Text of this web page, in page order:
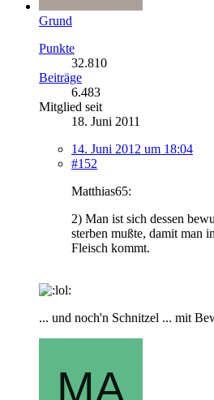
Grund
Punkte
32.810
Beiträge
6.483
Mitglied seit
18. Juni 2011
14. Juni 2012 um 18:04
#152
Matthias65:
2) Man ist sich dessen
sterben mußte, damit man
Fleisch kommt.
... und noch'n Schnitzel ... mit